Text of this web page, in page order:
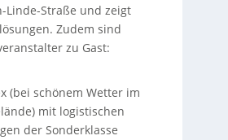
Linde-Straße und zeigt
Zudem sind
zu Gast:
(bei schönem Wetter im
mit logistischen
der Sonderklasse